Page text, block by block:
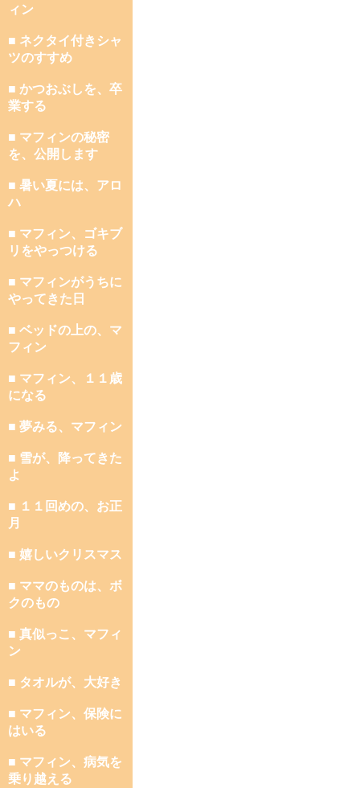
ィン
■ ネクタイ付きシャ
ツのすすめ
■ かつおぶしを、卒
業する
■ マフィンの秘密
を、公開します
■ 暑い夏には、アロ
ハ
■ マフィン、ゴキブ
リをやっつける
■ マフィンがうちに
やってきた日
■ ベッドの上の、マ
フィン
■ マフィン、１１歳
になる
■ 夢みる、マフィン
■ 雪が、降ってきた
よ
■ １１回めの、お正
月
■ 嬉しいクリスマス
■ ママのものは、ボ
クのもの
■ 真似っこ、マフィ
ン
■ タオルが、大好き
■ マフィン、保険に
はいる
■ マフィン、病気を
乗り越える